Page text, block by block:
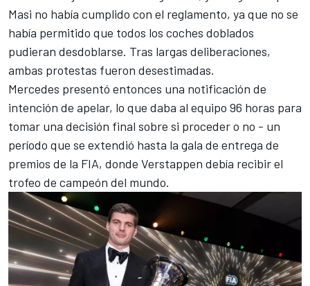
Masi no había cumplido con el reglamento, ya que no se
había permitido que todos los coches doblados
pudieran desdoblarse. Tras largas deliberaciones,
ambas protestas fueron desestimadas.
Mercedes presentó entonces una notificación de
intención de apelar, lo que daba al equipo 96 horas para
tomar una decisión final sobre si proceder o no - un
período que se extendió hasta la gala de entrega de
premios de la FIA, donde Verstappen debía recibir el
trofeo de campeón del mundo.